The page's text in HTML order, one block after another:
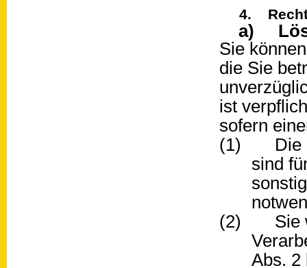
4. Recht
a)
Sie
die Sie
ist
sofern
(1) Die
sind
(2) Sie
Abs. 2